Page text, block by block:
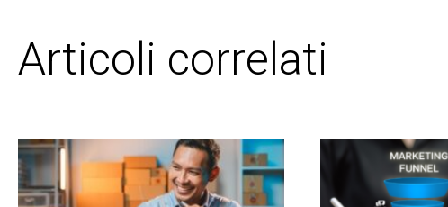
Articoli correlati